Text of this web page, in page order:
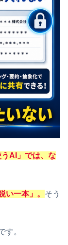
AI」では、な
い一本」。 そう
す。